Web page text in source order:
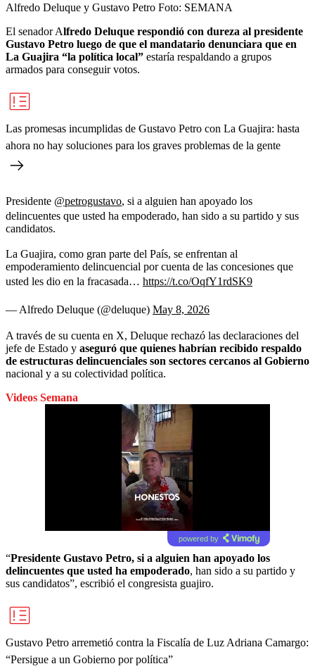
Alfredo Deluque y Gustavo Petro Foto: SEMANA
El senador Alfredo Deluque respondió con dureza al presidente
Gustavo Petro luego de que el mandatario denunciara que en
La Guajira “la política local” estaría respaldando a grupos
armados para conseguir votos.
Las promesas incumplidas de Gustavo Petro con La Guajira: hasta
ahora no hay soluciones para los graves problemas de la gente
Presidente @petrogustavo, si a alguien han apoyado los
delincuentes que usted ha empoderado, han sido a su partido y sus
candidatos.
La Guajira, como gran parte del País, se enfrentan al
empoderamiento delincuencial por cuenta de las concesiones que
usted les dio en la fracasada… https://t.co/OqfY1rdSK9
— Alfredo Deluque (@deluque) May 8, 2026
A través de su cuenta en X, Deluque rechazó las declaraciones del
jefe de Estado y aseguró que quienes habrían recibido respaldo
de estructuras delincuenciales son sectores cercanos al Gobierno
nacional y a su colectividad política.
Videos Semana
powered by
“Presidente Gustavo Petro, si a alguien han apoyado los
delincuentes que usted ha empoderado, han sido a su partido y
sus candidatos”, escribió el congresista guajiro.
Gustavo Petro arremetió contra la Fiscalía de Luz Adriana Camargo:
“Persigue a un Gobierno por política”